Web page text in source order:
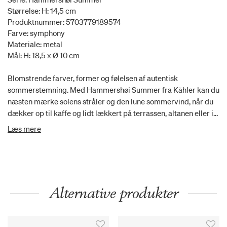
Størrelse: H: 14,5 cm
Produktnummer: 5703779189574
Farve: symphony
Materiale: metal
Mål: H: 18,5 x Ø 10 cm
Blomstrende farver, former og følelsen af autentisk
sommerstemning. Med Hammershøi Summer fra Kähler kan du
næsten mærke solens stråler og den lune sommervind, når du
dækker op til kaffe og lidt lækkert på terrassen, altanen eller i
sommerhuset. Hammershøi Summer er inspireret af den
en symfoni af de forskellige Hammershøi Summer-motiver
lækkerier til dig selv eller dine sommergæster – uanset om du
Læs mere
Alternative produkter